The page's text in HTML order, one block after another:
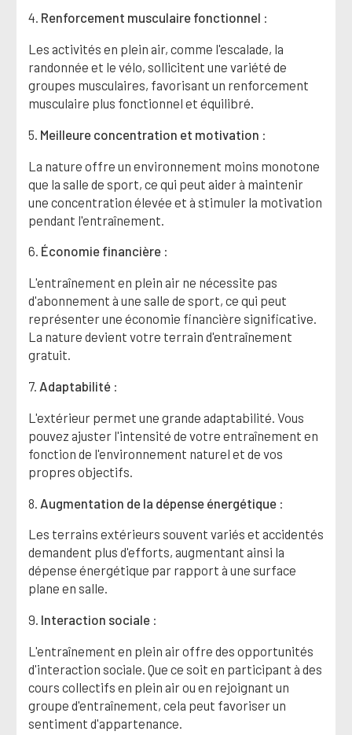
4. Renforcement musculaire fonctionnel :
Les activités en plein air, comme l'escalade, la
randonnée et le vélo, sollicitent une variété de
groupes musculaires, favorisant un renforcement
musculaire plus fonctionnel et équilibré.
5. Meilleure concentration et motivation :
La nature offre un environnement moins monotone
que la salle de sport, ce qui peut aider à maintenir
une concentration élevée et à stimuler la motivation
pendant l'entraînement.
6. Économie financière:
L'entraînement en plein air ne nécessite pas
d'abonnement à une salle de sport, ce qui peut
représenter une économie financière significative.
La nature devient votre terrain d'entraînement
gratuit.
7. Adaptabilité:
L'extérieur permet une grande adaptabilité. Vous
pouvez ajuster l'intensité de votre entraînement en
fonction de l'environnement naturel et de vos
propres objectifs.
8. Augmentation de la dépense énergétique:
Les terrains extérieurs souvent variés et accidentés
demandent plus d'efforts, augmentant ainsi la
dépense énergétique par rapport à une surface
plane en salle.
9. Interaction sociale:
L'entraînement en plein air offre des opportunités
d'interaction sociale. Que ce soit en participant à des
cours collectifs en plein air ou en rejoignant un
groupe d'entraînement, cela peut favoriser un
sentiment d'appartenance.